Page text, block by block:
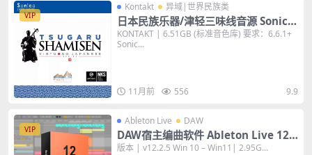
VIP
Kontakt 异域|世界民族类
日本民族乐器/津轻三味线音源 Sonica
Instruments Tsugaru Shamisen v
2.0.0 KONTAKT 编曲音色库
KONTAKT | 6.51GB (标准音色库) 要求：6.6.1+
Sonic...
11月前 556 9.9
VIP
Ableton Live DAW
DAW宿主编曲软件 Ableton Live 12 S
uite v12.2.5 [WiN+MAC] 数字音频工
版本 | v12.2.5 Win 10 – Win11| 2.95G...